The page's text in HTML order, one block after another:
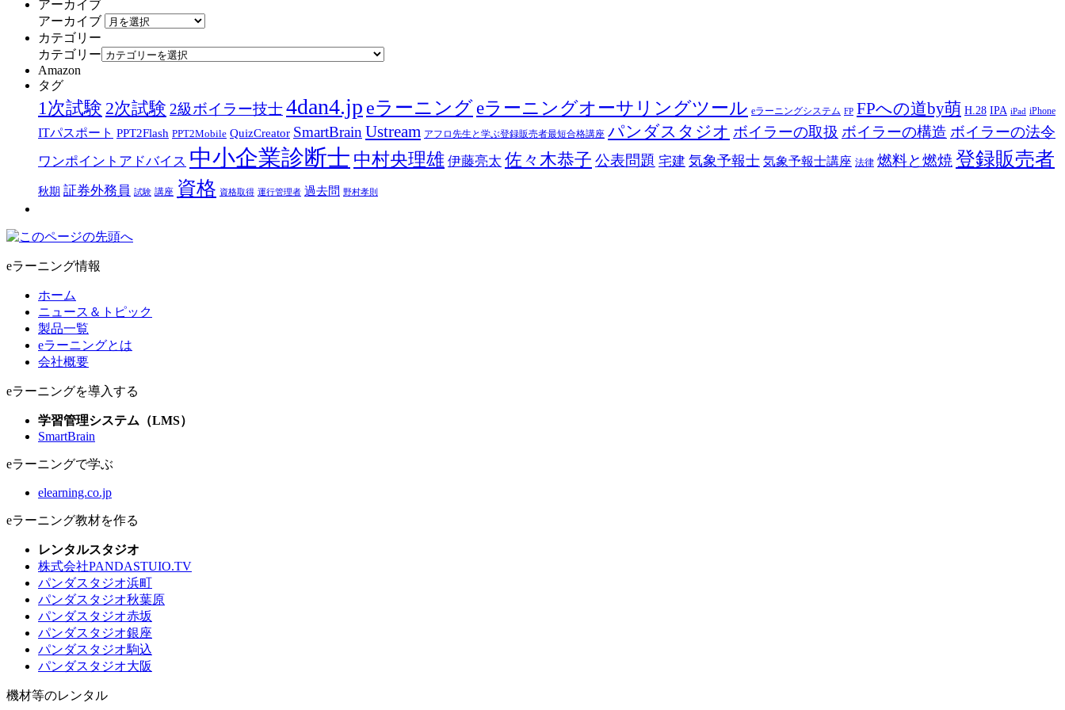
アーカイブ
アーカイブ
カテゴリー
カテゴリー
Amazon
タグ
1次試験 2次試験 2級ボイラー技士4dan4.jp eラーニング eラーニングオーサリングツール eラーニングシステム FP FPへの道by萌 H.28 IPA iPad iPhone
ITパスポート PPT2Flash PPT2Mobile QuizCreator SmartBrain Ustream アフロ先生と学ぶ登録販売者最短合格講座 パンダスタジオ ボイラーの取扱 ボイラーの構造 ボイラーの法令
ワンポイントアドバイス 中小企業診断士 中村央理雄 伊藤亮太 佐々木恭子 公表問題 宅建 気象予報士 気象予報士講座 法律 燃料と燃焼 登録販売者
秋期 証券外務員 試験 講座 資格 資格取得 運行管理者 過去問 野村孝則
eラーニング情報
ホーム
ニュース＆トピック
製品一覧
eラーニングとは
会社概要
eラーニングを導入する
学習管理システム（LMS）
SmartBrain
eラーニングで学ぶ
elearning.co.jp
eラーニング教材を作る
レンタルスタジオ
株式会社PANDASTUIO.TV
パンダスタジオ浜町
パンダスタジオ秋葉原
パンダスタジオ赤坂
パンダスタジオ銀座
パンダスタジオ駒込
パンダスタジオ大阪
機材等のレンタル